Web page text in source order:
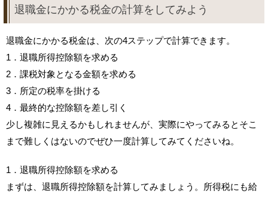
退職金にかかる税金の計算をしてみよう
退職金にかかる税金は、次の4ステップで計算できます。
1．退職所得控除額を求める
2．課税対象となる金額を求める
3．所定の税率を掛ける
4．最終的な控除額を差し引く
少し複雑に見えるかもしれませんが、実際にやってみるとそこ
まで難しくはないのでぜひ一度計算してみてくださいね。
1．退職所得控除額を求める
まずは、退職所得控除額を計算してみましょう。所得税にも給